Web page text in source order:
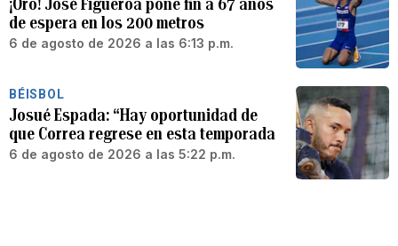
¡Oro! José Figueroa pone fin a 67 años
de espera en los 200 metros
6 de agosto de 2026 a las 6:13 p.m.
BÉISBOL
Josué Espada: “Hay oportunidad de
que Correa regrese en esta temporada
6 de agosto de 2026 a las 5:22 p.m.